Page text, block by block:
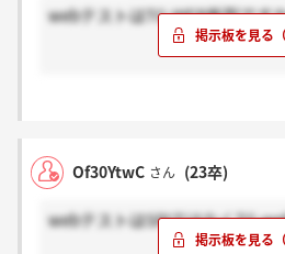
webテストはTG-WEB新型です
Of30YtwC さん (23卒)
webテストはSPIではなくTG-